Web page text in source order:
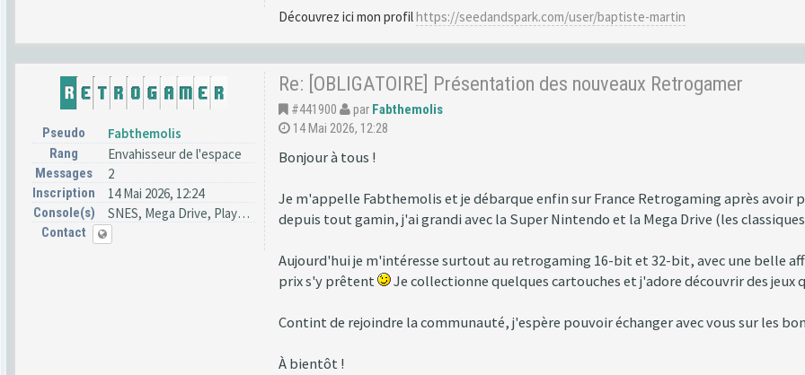
Découvrez ici mon profilhttps://seedandspark.com/user/baptiste-martin
Pseudo Fabthemolis
Rang Envahisseur de l'espace
Messages 2
Inscription 14 Mai 2026, 12:24
Console(s) SNES, Mega Drive, PlayStation
Contact
Re: [OBLIGATOIRE] Présentation des nouveaux Retrogamer
#441900 par Fabthemolis
14 Mai 2026, 12:28
Bonjour à tous !
Je m'appelle Fabthemolis et je débarque enfin sur France Retrogaming après avoir
depuis tout gamin, j'ai grandi avec la Super Nintendo et la Mega Drive (les
Aujourd'hui je m'intéresse surtout au retrogaming 16-bit et 32-bit, avec une belle
prix s'y prêtent
Je collectionne quelques cartouches et j'adore découvrir des jeux
Contint de rejoindre la communauté, j'espère pouvoir échanger avec vous sur les
À bientôt !